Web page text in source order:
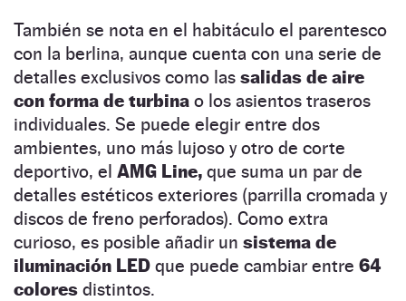
También se nota en el habitáculo el parentesco
con la berlina, aunque cuenta con una serie de
detalles exclusivos como las salidas de aire
con forma de turbina o los asientos traseros
individuales. Se puede elegir entre dos
ambientes, uno más lujoso y otro de corte
deportivo, el AMG Line, que suma un par de
detalles estéticos exteriores (parrilla cromada y
discos de freno perforados). Como extra
curioso, es posible añadir un sistema de
iluminación LED que puede cambiar entre 64
colores distintos.